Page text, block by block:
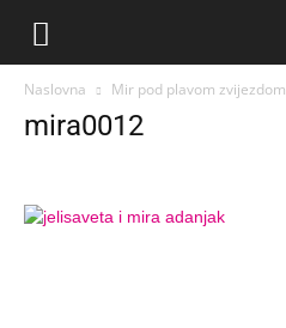
Naslovna Mir pod plavom zvijezdom
mira0012